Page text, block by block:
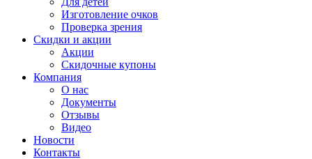
Изготовление очков
Проверка зрения
Скидки и акции
Акции
Скидочные купоны
Компания
О нас
Документы
Отзывы
Видео
Новости
Контакты